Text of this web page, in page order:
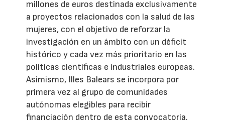
millones de euros destinada exclusivamente
a proyectos relacionados con la salud de las
mujeres, con el objetivo de reforzar la
investigación en un ámbito con un déficit
histórico y cada vez más prioritario en las
políticas científicas e industriales europeas.
Asimismo, Illes Balears se incorpora por
primera vez al grupo de comunidades
autónomas elegibles para recibir
financiación dentro de esta convocatoria.